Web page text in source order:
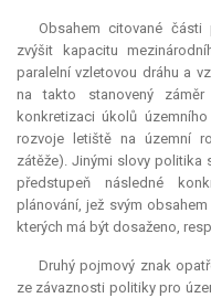
Obsahem citované
zvýšit kapacitu
paralelní vzletovou dráhu a
na takto stanovený
konkretizaci úkolů
rozvoje letiště na územní
zátěže). Jinými slovy politika
předstupeň následné
plánování, jež svým
kterých má být dosaženo,
Druhý pojmový znak
ze závaznosti politiky pro